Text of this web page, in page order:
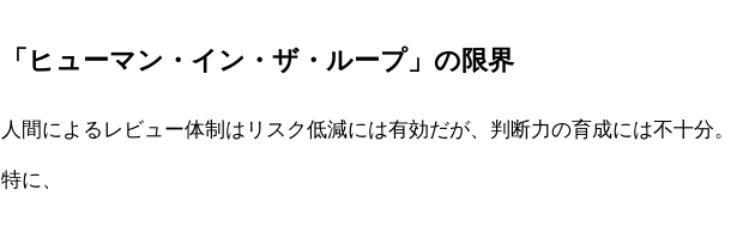
「ヒューマン・イン・ザ・ループ」の限界
人間によるレビュー体制はリスク低減には有効だが、判断力の育成には不十分。
特に、